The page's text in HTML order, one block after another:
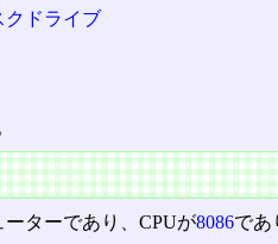
クドライブ
ターであり、CPUが8086であ